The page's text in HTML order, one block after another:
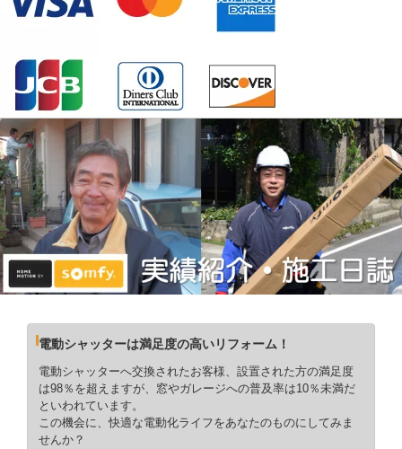
電動シャッターは満足度の高いリフォーム！
電動シャッターへ交換されたお客様、設置された方の満足度
は98％を超えますが、窓やガレージへの普及率は10％未満だ
といわれています。
この機会に、快適な電動化ライフをあなたのものにしてみま
せんか？